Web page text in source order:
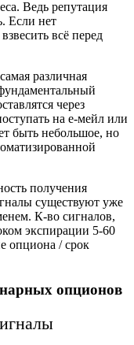
Ведь репутация
Если нет
всё перед
различная
через
на е-мейл или
быть небольшое, но
получения
существуют уже
К-во сигналов,
экспирации 5-60
опциона / срок
опционов